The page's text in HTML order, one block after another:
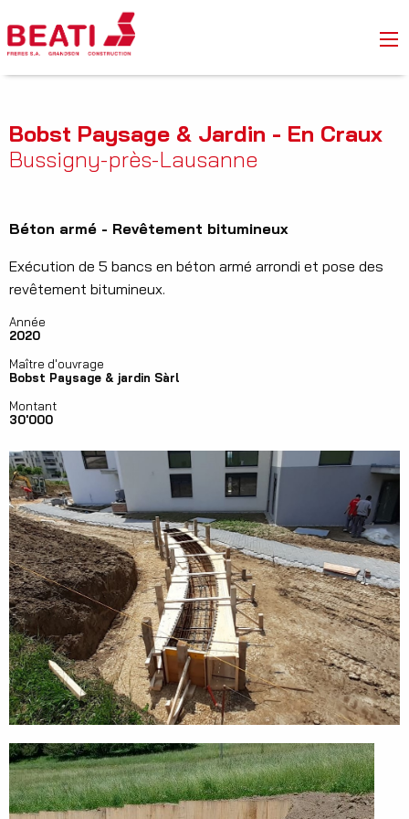
Bobst Paysage & Jardin - En Craux
Bussigny-près-Lausanne
Béton armé - Revêtement bitumineux
Exécution de 5 bancs en béton armé arrondi et pose des
revêtement bitumineux.
Année
2020
Maître d'ouvrage
Bobst Paysage & jardin Sàrl
Montant
30'000